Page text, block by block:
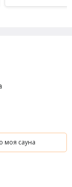
моя сауна